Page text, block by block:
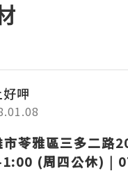
呷
苓雅區三多二路
(周四公休) |